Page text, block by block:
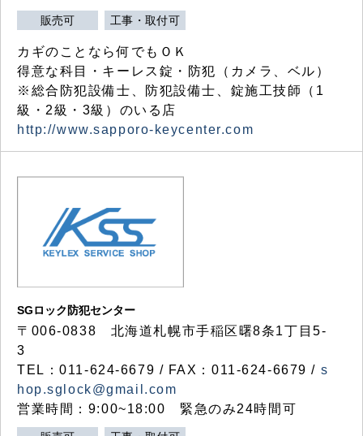
販売可 工事・取付可
カギのことなら何でもＯＫ
得意な科目・キーレス錠・防犯（カメラ、ベル）
※総合防犯設備士、防犯設備士、錠施工技師（1
級・2級・3級）のいる店
http://www.sapporo-keycenter.com
SGロック防犯センター
〒006-0838 北海道札幌市手稲区曙8条1丁目5-
3
TEL：011-624-6679 / FAX：011-624-6679 / s
hop.sglock@gmail.com
営業時間：9:00~18:00 緊急のみ24時間可